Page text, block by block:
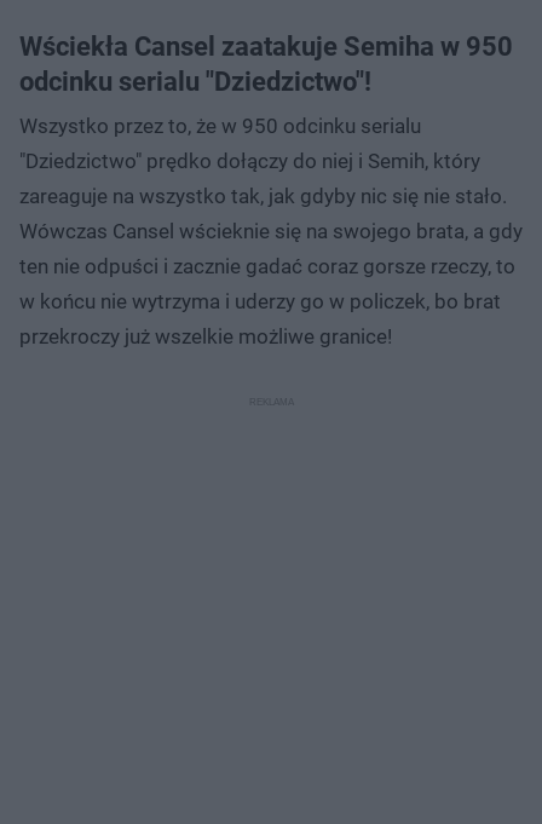
Wściekła Cansel zaatakuje Semiha w 950
odcinku serialu "Dziedzictwo"!
Wszystko przez to, że w 950 odcinku serialu
"Dziedzictwo" prędko dołączy do niej i Semih, który
zareaguje na wszystko tak, jak gdyby nic się nie stało.
Wówczas Cansel wścieknie się na swojego brata, a gdy
ten nie odpuści i zacznie gadać coraz gorsze rzeczy, to
w końcu nie wytrzyma i uderzy go w policzek, bo brat
przekroczy już wszelkie możliwe granice!